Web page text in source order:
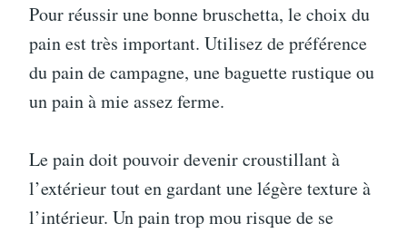
Pour réussir une bonne bruschetta, le choix du
pain est très important. Utilisez de préférence
du pain de campagne, une baguette rustique ou
un pain à mie assez ferme.
Le pain doit pouvoir devenir croustillant à
l’extérieur tout en gardant une légère texture à
l’intérieur. Un pain trop mou risque de se